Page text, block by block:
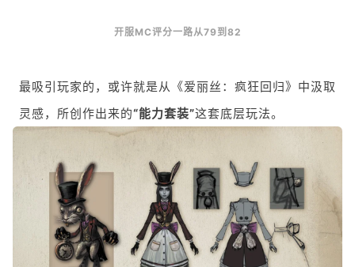
开服MC评分一路从79到82
最吸引玩家的，或许就是从《爱丽丝：疯狂回归》中汲取
灵感，所创作出来的“能力套装”这套底层玩法。